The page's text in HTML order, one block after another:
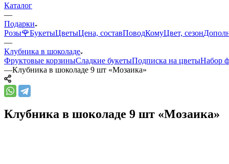
Каталог
—
Подарки
Розы🌹БукетыЦветыЦена, составПоводКомуЦвет, сезон
—
Клубника в шоколаде
Фруктовые корзиныСладкие букетыПодписка на цветыНабор
—Клубника в шоколаде 9 шт «Мозаика»
Клубника в шоколаде 9 шт «Мозаика»